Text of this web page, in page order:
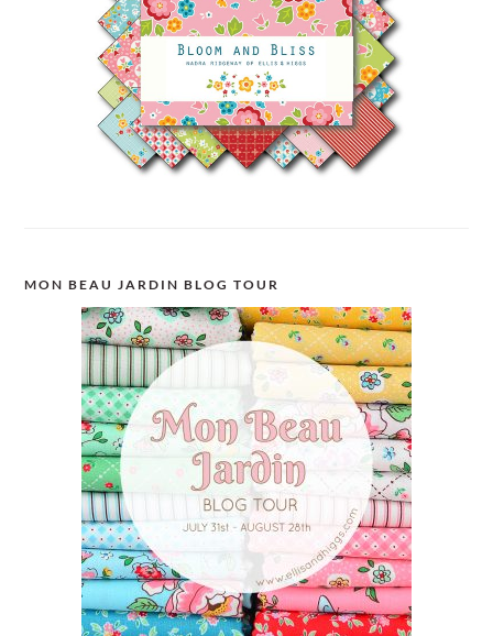
MON BEAU JARDIN BLOG TOUR